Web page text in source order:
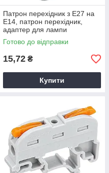
Патрон перехідник з E27 на
E14, патрон перехідник,
адаптер для лампи
Готово до відправки
15,72 ₴
Купити